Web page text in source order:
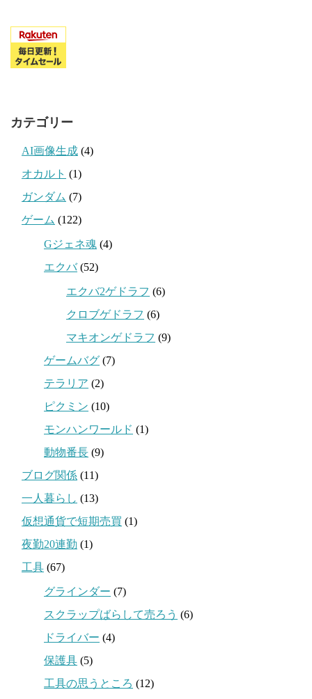
カテゴリー
AI画像生成 (4)
オカルト (1)
ガンダム (7)
ゲーム (122)
Gジェネ魂 (4)
エクバ(52)
エクバ2ゲドラフ (6)
クロブゲドラフ (6)
マキオンゲドラフ (9)
ゲームバグ (7)
テラリア (2)
ピクミン (10)
モンハンワールド (1)
動物番長 (9)
ブログ関係 (11)
一人暮らし (13)
仮想通貨で短期売買 (1)
夜勤20連勤 (1)
工具 (67)
グラインダー (7)
スクラップばらして売ろう (6)
ドライバー (4)
保護具 (5)
工具の思うところ (12)